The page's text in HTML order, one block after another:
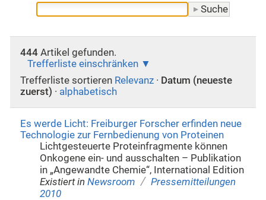
444Artikel gefunden.
Trefferliste einschränken
Trefferliste sortieren Relevanz · Datum (neueste
zuerst) · alphabetisch
Es werde Licht: Freiburger Forscher erfinden neue
Technologie zur Fernbedienung von Proteinen
Lichtgesteuerte Proteinfragmente können
Onkogene ein- und ausschalten – Publikation
in „Angewandte Chemie“, International Edition
Existiert in Newsroom / Pressemitteilungen
2010